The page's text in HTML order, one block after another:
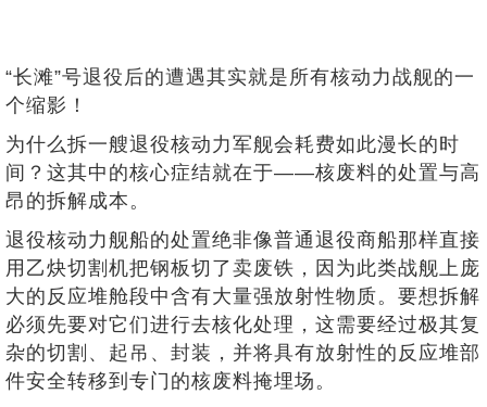
“长滩”号退役后的遭遇其实就是所有核动力战舰的一
个缩影！
为什么拆一艘退役核动力军舰会耗费如此漫长的时
间？这其中的核心症结就在于——核废料的处置与高
昂的拆解成本。
退役核动力舰船的处置绝非像普通退役商船那样直接
用乙炔切割机把钢板切了卖废铁，因为此类战舰上庞
大的反应堆舱段中含有大量强放射性物质。要想拆解
必须先要对它们进行去核化处理，这需要经过极其复
杂的切割、起吊、封装，并将具有放射性的反应堆部
件安全转移到专门的核废料掩埋场。